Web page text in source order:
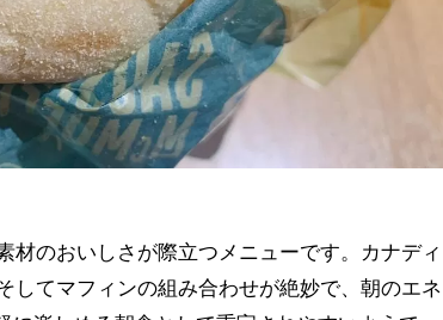
材のおいしさが際立つメニューです。カナディ
してマフィンの組み合わせが絶妙で、朝のエネ